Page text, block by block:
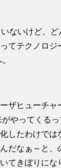
ないけど、ど
てテクノロジ
ザヒューチャ
やってくる
したわけでは
だなぁ～と、
てきぼりに